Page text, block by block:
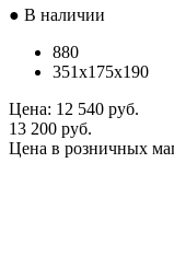
● В наличии
880
351x175x190
Цена: 12 540 руб.
13 200 руб.
Цена в розничных